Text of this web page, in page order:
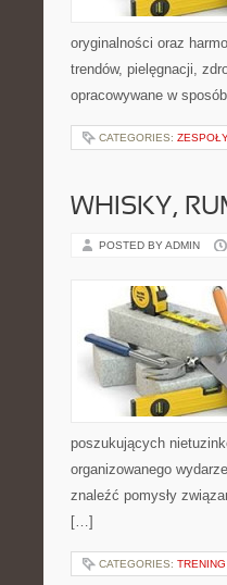
oryginalności oraz
trendów, pielęgnacji,
opracowywane w
CATEGORIES:
WHISKY,
POSTED BY ADMIN
poszukujących
organizowanego
znaleźć pomysły
[…]
CATEGORIES: